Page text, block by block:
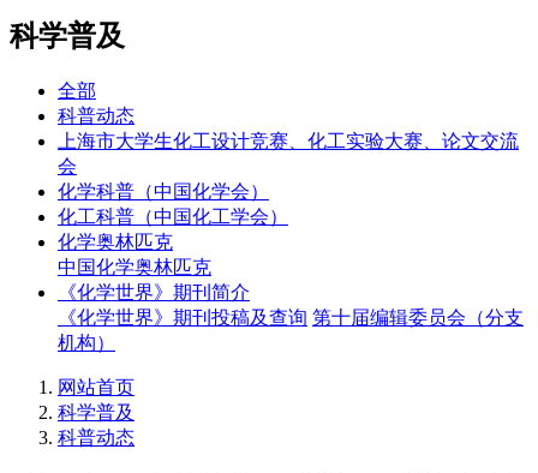
科学普及
全部
科普动态
上海市大学生化工设计竞赛、化工实验大赛、论文交流
会
化学科普（中国化学会）
化工科普（中国化工学会）
化学奥林匹克
中国化学奥林匹克
《化学世界》期刊简介
《化学世界》期刊投稿及查询 第十届编辑委员会（分支
机构）
网站首页
科学普及
科普动态